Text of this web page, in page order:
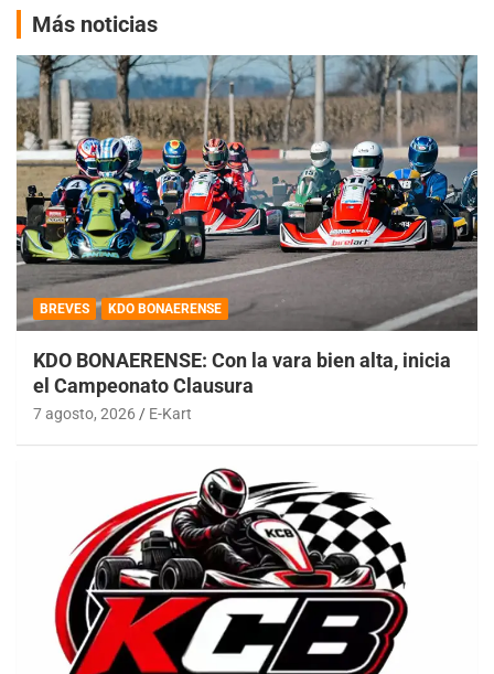
Más noticias
BREVES KDO BONAERENSE
KDO BONAERENSE: Con la vara bien alta, inicia
el Campeonato Clausura
7 agosto, 2026 E-Kart